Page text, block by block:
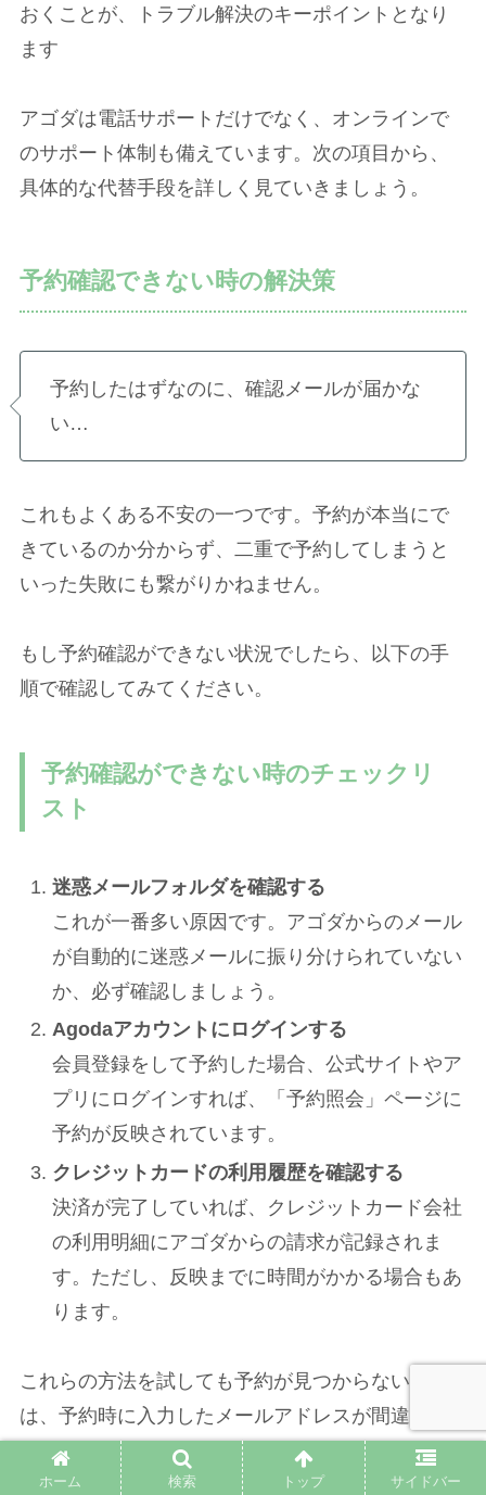
おくことが、トラブル解決のキーポイントとなり
ます
アゴダは電話サポートだけでなく、オンラインで
のサポート体制も備えています。次の項目から、
具体的な代替手段を詳しく見ていきましょう。
予約確認できない時の解決策
予約したはずなのに、確認メールが届かな
い…
これもよくある不安の一つです。予約が本当にで
きているのか分からず、二重で予約してしまうと
いった失敗にも繋がりかねません。
もし予約確認ができない状況でしたら、以下の手
順で確認してみてください。
予約確認ができない時のチェックリ
スト
迷惑メールフォルダを確認する
これが一番多い原因です。アゴダからのメール
が自動的に迷惑メールに振り分けられていない
か、必ず確認しましょう。
Agodaアカウントにログインする
会員登録をして予約した場合、公式サイトやア
プリにログインすれば、「予約照会」ページに
予約が反映されています。
クレジットカードの利用履歴を確認する
決済が完了していれば、クレジットカード会社
の利用明細にアゴダからの請求が記録されま
す。ただし、反映までに時間がかかる場合もあ
ります。
これらの方法を試しても予約が見つからない場合
は、予約時に入力したメールアドレスが間違って
いた可能性も考えられます。その場合は、カスタ
マーサポートへの連絡が必要になります。
ホーム 検索 トップ サイドバー